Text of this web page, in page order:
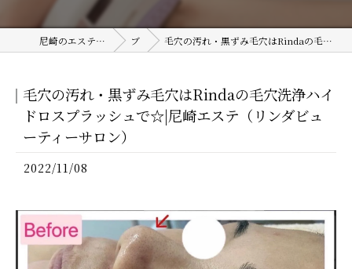
尼崎のエステサロンならRinda Beauty Salon ブログ 毛穴の汚れ・黒ずみ毛穴はRindaの毛穴洗浄ハイドロスプラッシュで☆|尼崎エステ（リンダビューティーサロン）
毛穴の汚れ・黒ずみ毛穴はRindaの毛穴洗浄ハイ
ドロスプラッシュで☆|尼崎エステ（リンダビュ
ーティーサロン）
2022/11/08